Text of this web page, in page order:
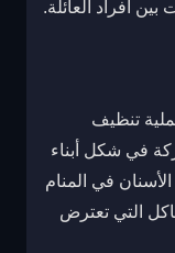
أفراد العائلة.
تنظيف
في شكل أبناء
في المنام
التي تعترض